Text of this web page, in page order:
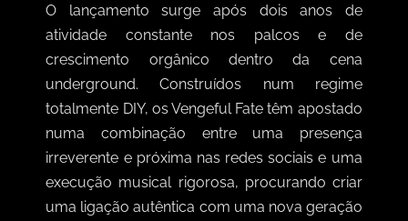
O lançamento surge após dois anos de
atividade constante nos palcos e de
crescimento orgânico dentro da cena
underground. Construídos num regime
totalmente DIY, os Vengeful Fate têm apostado
numa combinação entre uma presença
irreverente e próxima nas redes sociais e uma
execução musical rigorosa, procurando criar
uma ligação autêntica com uma nova geração